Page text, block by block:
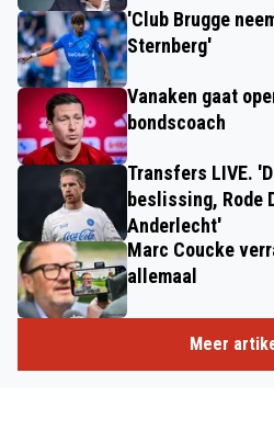
'Club Brugge
Sternberg'
Vanaken gaat
bondscoach
Transfers LIVE.
beslissing, Rode
Anderlecht'
Marc Coucke
allemaal
Meer